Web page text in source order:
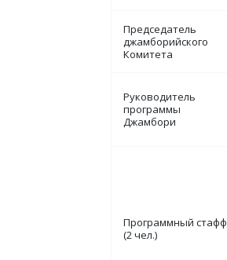
Председатель
джамборийского
Комитета
Руководитель
программы
Джамбори
Программный стафф
(2 чел.)